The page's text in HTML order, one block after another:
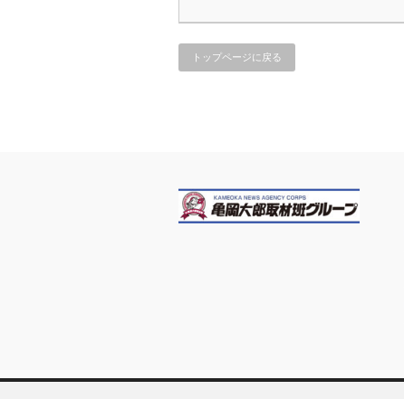
トップページに戻る